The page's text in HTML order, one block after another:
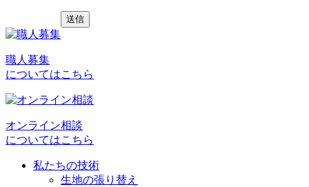
職人募集
についてはこちら
オンライン相談
についてはこちら
私たちの技術
生地の張り替え